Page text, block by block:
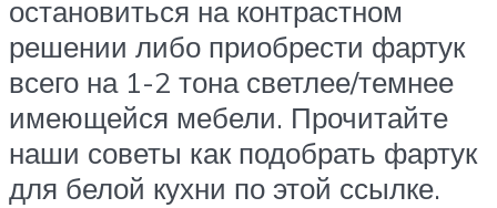
остановиться на контрастном
решении либо приобрести фартук
всего на 1-2 тона светлее/темнее
имеющейся мебели. Прочитайте
наши советы как подобрать фартук
для белой кухни по этой ссылке.